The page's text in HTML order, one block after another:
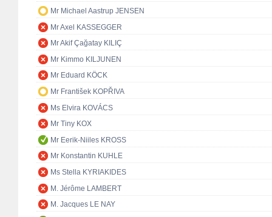
Mr Michael Aastrup JENSEN
Mr Axel KASSEGGER
Mr Akif Çağatay KILIÇ
Mr Kimmo KILJUNEN
Mr Eduard KÖCK
Mr František KOPŘIVA
Ms Elvira KOVÁCS
Mr Tiny KOX
Mr Eerik-Niiles KROSS
Mr Konstantin KUHLE
Ms Stella KYRIAKIDES
M. Jérôme LAMBERT
M. Jacques LE NAY